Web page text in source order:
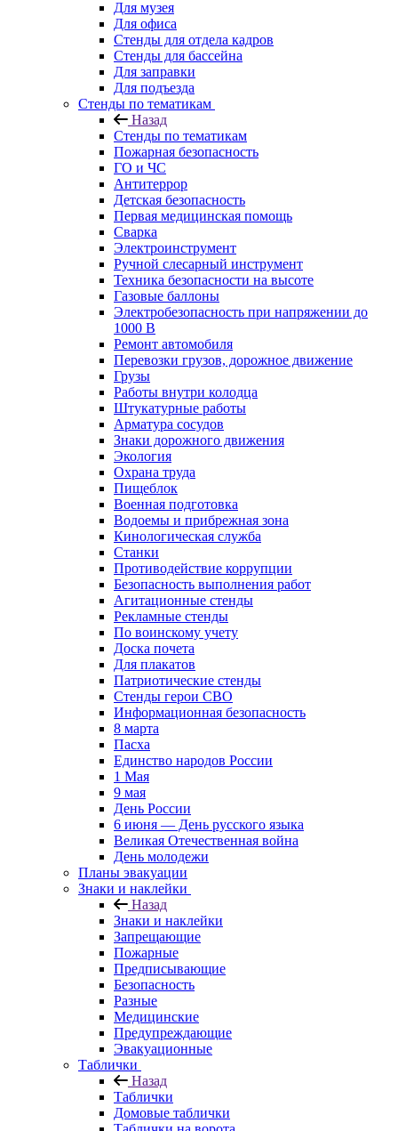
Для музея
Для офиса
Стенды для отдела кадров
Стенды для бассейна
Для заправки
Для подъезда
Стенды по тематикам
Назад
Стенды по тематикам
Пожарная безопасность
ГО и ЧС
Антитеррор
Детская безопасность
Первая медицинская помощь
Сварка
Электроинструмент
Ручной слесарный инструмент
Техника безопасности на высоте
Газовые баллоны
Электробезопасность при напряжении до
1000 В
Ремонт автомобиля
Перевозки грузов, дорожное движение
Грузы
Работы внутри колодца
Штукатурные работы
Арматура сосудов
Знаки дорожного движения
Экология
Охрана труда
Пищеблок
Военная подготовка
Водоемы и прибрежная зона
Кинологическая служба
Станки
Противодействие коррупции
Безопасность выполнения работ
Агитационные стенды
Рекламные стенды
По воинскому учету
Доска почета
Для плакатов
Патриотические стенды
Стенды герои СВО
Информационная безопасность
8 марта
Пасха
Единство народов России
1 Мая
9 мая
День России
6 июня — День русского языка
Великая Отечественная война
День молодежи
Планы эвакуации
Знаки и наклейки
Назад
Знаки и наклейки
Запрещающие
Пожарные
Предписывающие
Безопасность
Разные
Медицинские
Предупреждающие
Эвакуационные
Таблички
Назад
Таблички
Домовые таблички